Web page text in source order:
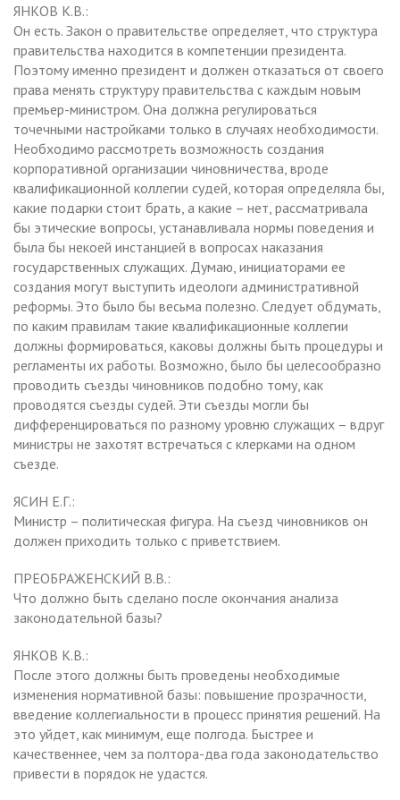
ЯНКОВ К.В.:
Он есть. Закон о правительстве определяет, что структура
правительства находится в компетенции президента.
Поэтому именно президент и должен отказаться от своего
права менять структуру правительства с каждым новым
премьер-министром. Она должна регулироваться
точечными настройками только в случаях необходимости.
Необходимо рассмотреть возможность создания
корпоративной организации чиновничества, вроде
квалификационной коллегии судей, которая определяла бы,
какие подарки стоит брать, а какие – нет, рассматривала
бы этические вопросы, устанавливала нормы поведения и
была бы некоей инстанцией в вопросах наказания
государственных служащих. Думаю, инициаторами ее
создания могут выступить идеологи административной
реформы. Это было бы весьма полезно. Следует обдумать,
по каким правилам такие квалификационные коллегии
должны формироваться, каковы должны быть процедуры и
регламенты их работы. Возможно, было бы целесообразно
проводить съезды чиновников подобно тому, как
проводятся съезды судей. Эти съезды могли бы
дифференцироваться по разному уровню служащих – вдруг
министры не захотят встречаться с клерками на одном
съезде.
ЯСИН Е.Г.:
Министр – политическая фигура. На съезд чиновников он
должен приходить только с приветствием.
ПРЕОБРАЖЕНСКИЙ В.В.:
Что должно быть сделано после окончания анализа
законодательной базы?
ЯНКОВ К.В.:
После этого должны быть проведены необходимые
изменения нормативной базы: повышение прозрачности,
введение коллегиальности в процесс принятия решений. На
это уйдет, как минимум, еще полгода. Быстрее и
качественнее, чем за полтора-два года законодательство
привести в порядок не удастся.